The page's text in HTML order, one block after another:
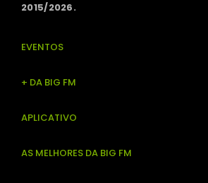
2015/2026.
EVENTOS
+ DA BIG FM
APLICATIVO
AS MELHORES DA BIG FM